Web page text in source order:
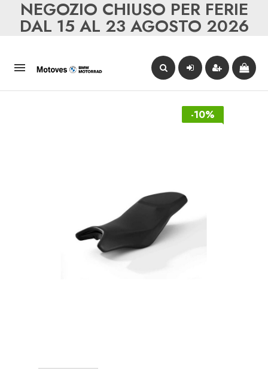
NEGOZIO CHIUSO PER FERIE
DAL 15 AL 23 AGOSTO 2026

-10%